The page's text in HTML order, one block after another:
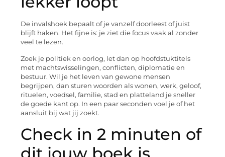
De invalshoek bepaalt of je vanzelf doorleest of juist
blijft haken. Het fijne is: je ziet die focus vaak al zonder
veel te lezen.
Zoek je politiek en oorlog, let dan op hoofdstuktitels
met machtswisselingen, conflicten, diplomatie en
bestuur. Wil je het leven van gewone mensen
begrijpen, dan sturen woorden als wonen, werk, geloof,
rituelen, voedsel, familie, stad en platteland je sneller
de goede kant op. In een paar seconden voel je of het
aansluit bij wat jij zoekt.
Check in 2 minuten of